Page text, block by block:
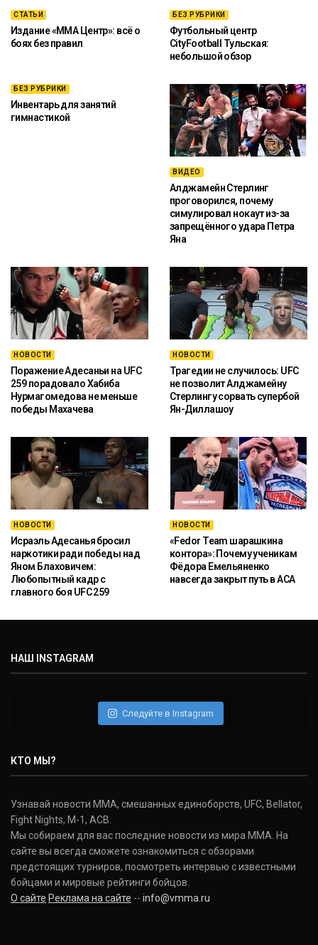
СТАТЬИ
Издание «ММА Центр»: всё о
боях без правил
БЕЗ РУБРИКИ
Футбольный центр
CityFootball Тульская:
небольшой обзор
БЕЗ РУБРИКИ
Инвентарь для занятий
гимнастикой
ВИДЕО
Алджамейн Стерлинг
проговорился, почему
симулировал нокаут из-за
запрещённого удара Петра
Яна
НОВОСТИ
Поражение Адесаньи на UFC
259 порадовало Хабиба
Нурмагомедова не меньше
победы Махачева
НОВОСТИ
Трагедии не случилось: UFC
не позволит Алджамейну
Стерлингу сорвать супербой
Ян-Диллашоу
НОВОСТИ
Исраэль Адесанья бросил
наркотики ради победы над
Яном Блаховичем:
Любопытный кадр с
главного боя UFC 259
НОВОСТИ
«Fedor Team шарашкина
контора»: Почему ученикам
Фёдора Емельяненко
навсегда закрыт путь в ACA
НАШ INSTAGRAM
Следуйте в Instagram
КТО МЫ?
Узнавай новости ММА, смешанных единоборств, UFC, Bellator,
Fight Nights, M-1, ACB.
Мы собираем для вас последние новости из мира ММА. На
сайте вы всегда сможете ознакомиться с обзорами
предстоящих турниров, посмотреть интервью с известными
бойцами и мировые рейтинги бойцов.
О сайте Реклама на сайте -- info@vmma.ru